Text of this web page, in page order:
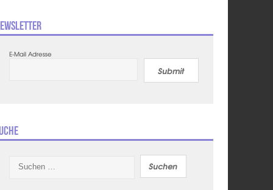
E-Mail Adresse
Submit
nach: